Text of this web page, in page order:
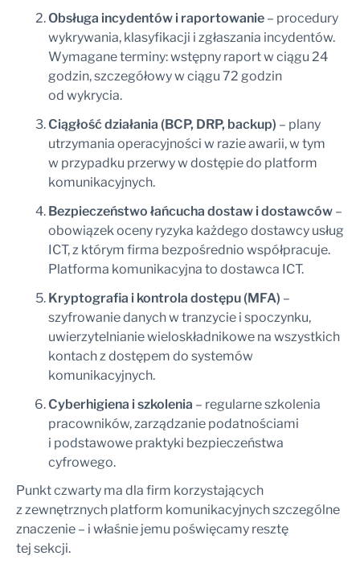
Obsługa incydentów i raportowanie – procedury
wykrywania, klasyfikacji i zgłaszania incydentów.
Wymagane terminy: wstępny raport w ciągu 24
godzin, szczegółowy w ciągu 72 godzin
od wykrycia.
Ciągłość działania (BCP, DRP, backup) – plany
utrzymania operacyjności w razie awarii, w tym
w przypadku przerwy w dostępie do platform
komunikacyjnych.
Bezpieczeństwo łańcucha dostaw i dostawców –
obowiązek oceny ryzyka każdego dostawcy usług
ICT, z którym firma bezpośrednio współpracuje.
Platforma komunikacyjna to dostawca ICT.
Kryptografia i kontrola dostępu (MFA) –
szyfrowanie danych w tranzycie i spoczynku,
uwierzytelnianie wieloskładnikowe na wszystkich
kontach z dostępem do systemów
komunikacyjnych.
Cyberhigiena i szkolenia – regularne szkolenia
pracowników, zarządzanie podatnościami
i podstawowe praktyki bezpieczeństwa
cyfrowego.
Punkt czwarty ma dla firm korzystających
z zewnętrznych platform komunikacyjnych szczególne
znaczenie – i właśnie jemu poświęcamy resztę
tej sekcji.